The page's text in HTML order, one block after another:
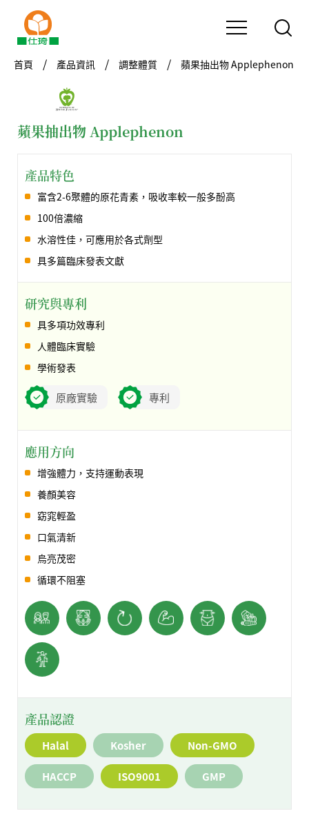
首頁 產品資訊 調整體質 蘋果抽出物 Applephenon
蘋果抽出物 Applephenon
產品特色
富含2-6聚體的原花青素，吸收率較一般多酚高
100倍濃縮
水溶性佳，可應用於各式劑型
具多篇臨床發表文獻
研究與專利
具多項功效專利
人體臨床實驗
學術發表
原廠實驗 專利
應用方向
增強體力，支持運動表現
養顏美容
窈窕輕盈
口氣清新
烏亮茂密
循環不阻塞
產品認證
Halal Kosher Non-GMO
HACCP ISO9001 GMP